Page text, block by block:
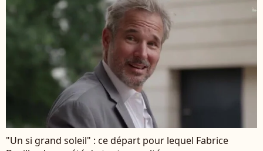
"Un si grand soleil" : ce départ pour lequel Fabrice